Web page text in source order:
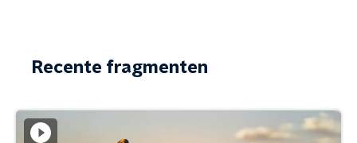
Recente fragmenten